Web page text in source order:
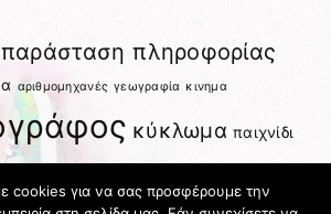
πληροφορίας
αριθμομηχανές γεωγραφία κινημα
κύκλωμα παιχνίδι
ρομποτάκι ρομποτική
cookies για να σας προσφέρουμε την